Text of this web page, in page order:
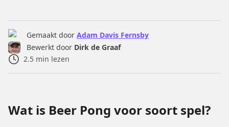
Gemaakt door Adam Davis Fernsby
Bewerkt door Dirk de Graaf
2.5 min lezen
Wat is Beer Pong voor soort spel?